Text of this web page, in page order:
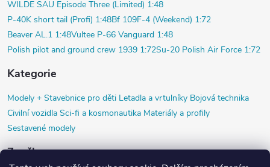
WILDE SAU Episode Three (Limited) 1:48
P-40K short tail (Profi) 1:48Bf 109F-4 (Weekend) 1:72
Beaver AL.1 1:48Vultee P-66 Vanguard 1:48
Polish pilot and ground crew 1939 1:72Su-20 Polish Air Force 1:72
Kategorie
Modely + Stavebnice pro děti Letadla a vrtulníky Bojová technika
Civilní vozidla Sci-fi a kosmonautika Materiály a profily
Sestavené modely
Značky